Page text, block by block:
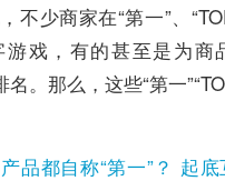
不少商家在“第一”、
游戏，有的甚至是为商
名。那么，这些“第一
品都自称“第一”？ 起